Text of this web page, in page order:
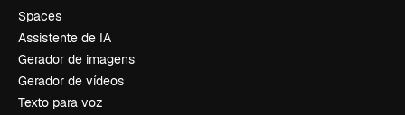
Spaces
Assistente de IA
Gerador de imagens
Gerador de vídeos
Texto para voz